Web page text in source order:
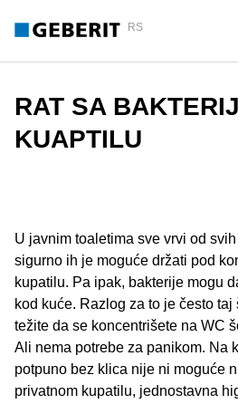
RS
RAT SA
KUAPTILU
U javnim toaletima sve vrvi od
sigurno ih je moguće držati pod
kupatilu. Pa ipak, bakterije mogu
kod kuće. Razlog za to je često
težite da se koncentrišete na WC
Ali nema potrebe za panikom. Na
potpuno bez klica nije ni moguće
privatnom kupatilu, jednostavna